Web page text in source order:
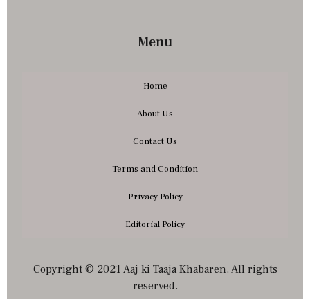
Menu
Home
About Us
Contact Us
Terms and Condition
Privacy Policy
Editorial Policy
Copyright © 2021 Aaj ki Taaja Khabaren. All rights
reserved.